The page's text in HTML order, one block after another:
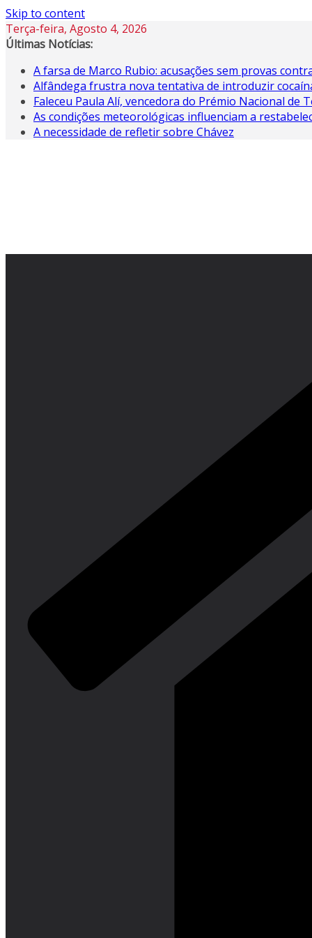
Skip to content
Terça-feira, Agosto 4, 2026
Últimas Notícias:
A farsa de Marco Rubio: acusações sem provas
Alfândega frustra nova tentativa de introduzir
Faleceu Paula Alí, vencedora do Prémio Nacional de
As condições meteorológicas influenciam a
A necessidade de refletir sobre Chávez